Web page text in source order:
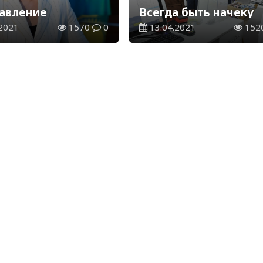
1570 0
Всегда быть начеку
13.04.2021